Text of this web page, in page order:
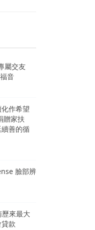
屬交友
音
作希望
贈家扶
續善的循
臉部辨
來最大
款